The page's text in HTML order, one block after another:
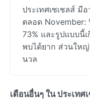
ประเทศเซเชลส์ มี
ตลอด November:
73% และรูปแบบนี้
พบได้ยาก ส่วนให
นวล
เดือนอื่นๆ ใน ประเทศ